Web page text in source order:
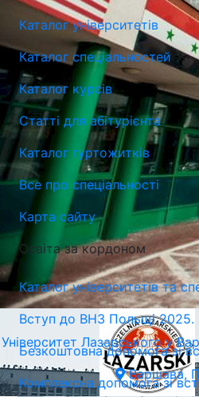
Люблiнська Політехніка
Люблін,
Університет Лазарського у
Варшава,
Каталог університетів
Каталог спеціальностей
Каталог курсів
Статті для абітурієнта
Каталог гуртожитків
Все про спеціальності
Карта сайту
Освіта за кордоном
Каталог університетів та
Вступ до ВНЗ Польщі 2025.
Безкоштовна допомога зі
Комплексна допомога зі